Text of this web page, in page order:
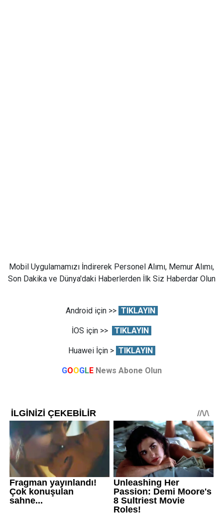
Mobil Uygulamamızı İndirerek Personel Alımı, Memur Alımı,
Son Dakika ve Dünya'daki Haberlerden İlk Siz Haberdar Olun
Android için >> TIKLAYIN
İOS için >> TIKLAYIN
Huawei İçin > TIKLAYIN
GOOGLE News Abone Olun